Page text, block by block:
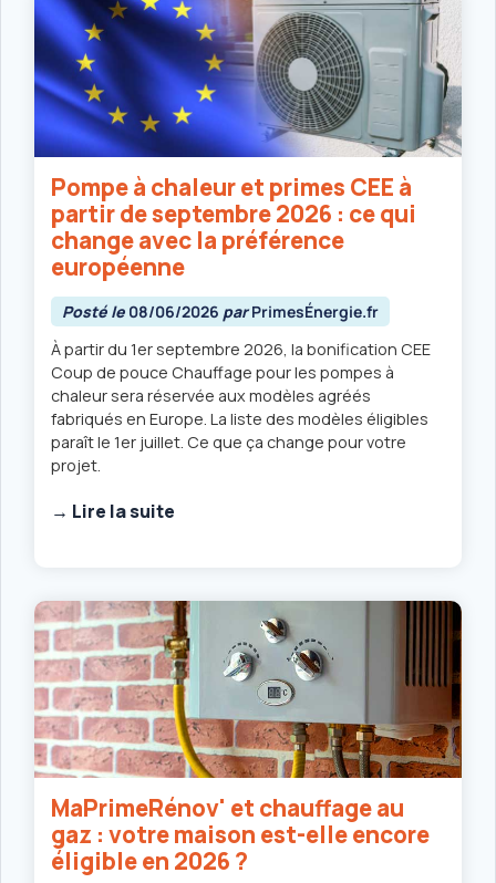
Pompe à chaleur et primes CEE à
partir de septembre 2026 : ce qui
change avec la préférence
européenne
Posté le 08/06/2026 parPrimesÉnergie.fr
À partir du 1er septembre 2026, la bonification CEE
Coup de pouce Chauffage pour les pompes à
chaleur sera réservée aux modèles agréés
fabriqués en Europe. La liste des modèles éligibles
paraît le 1er juillet. Ce que ça change pour votre
projet.
→ Lire la suite
MaPrimeRénov' et chauffage au
gaz : votre maison est-elle encore
éligible en 2026 ?